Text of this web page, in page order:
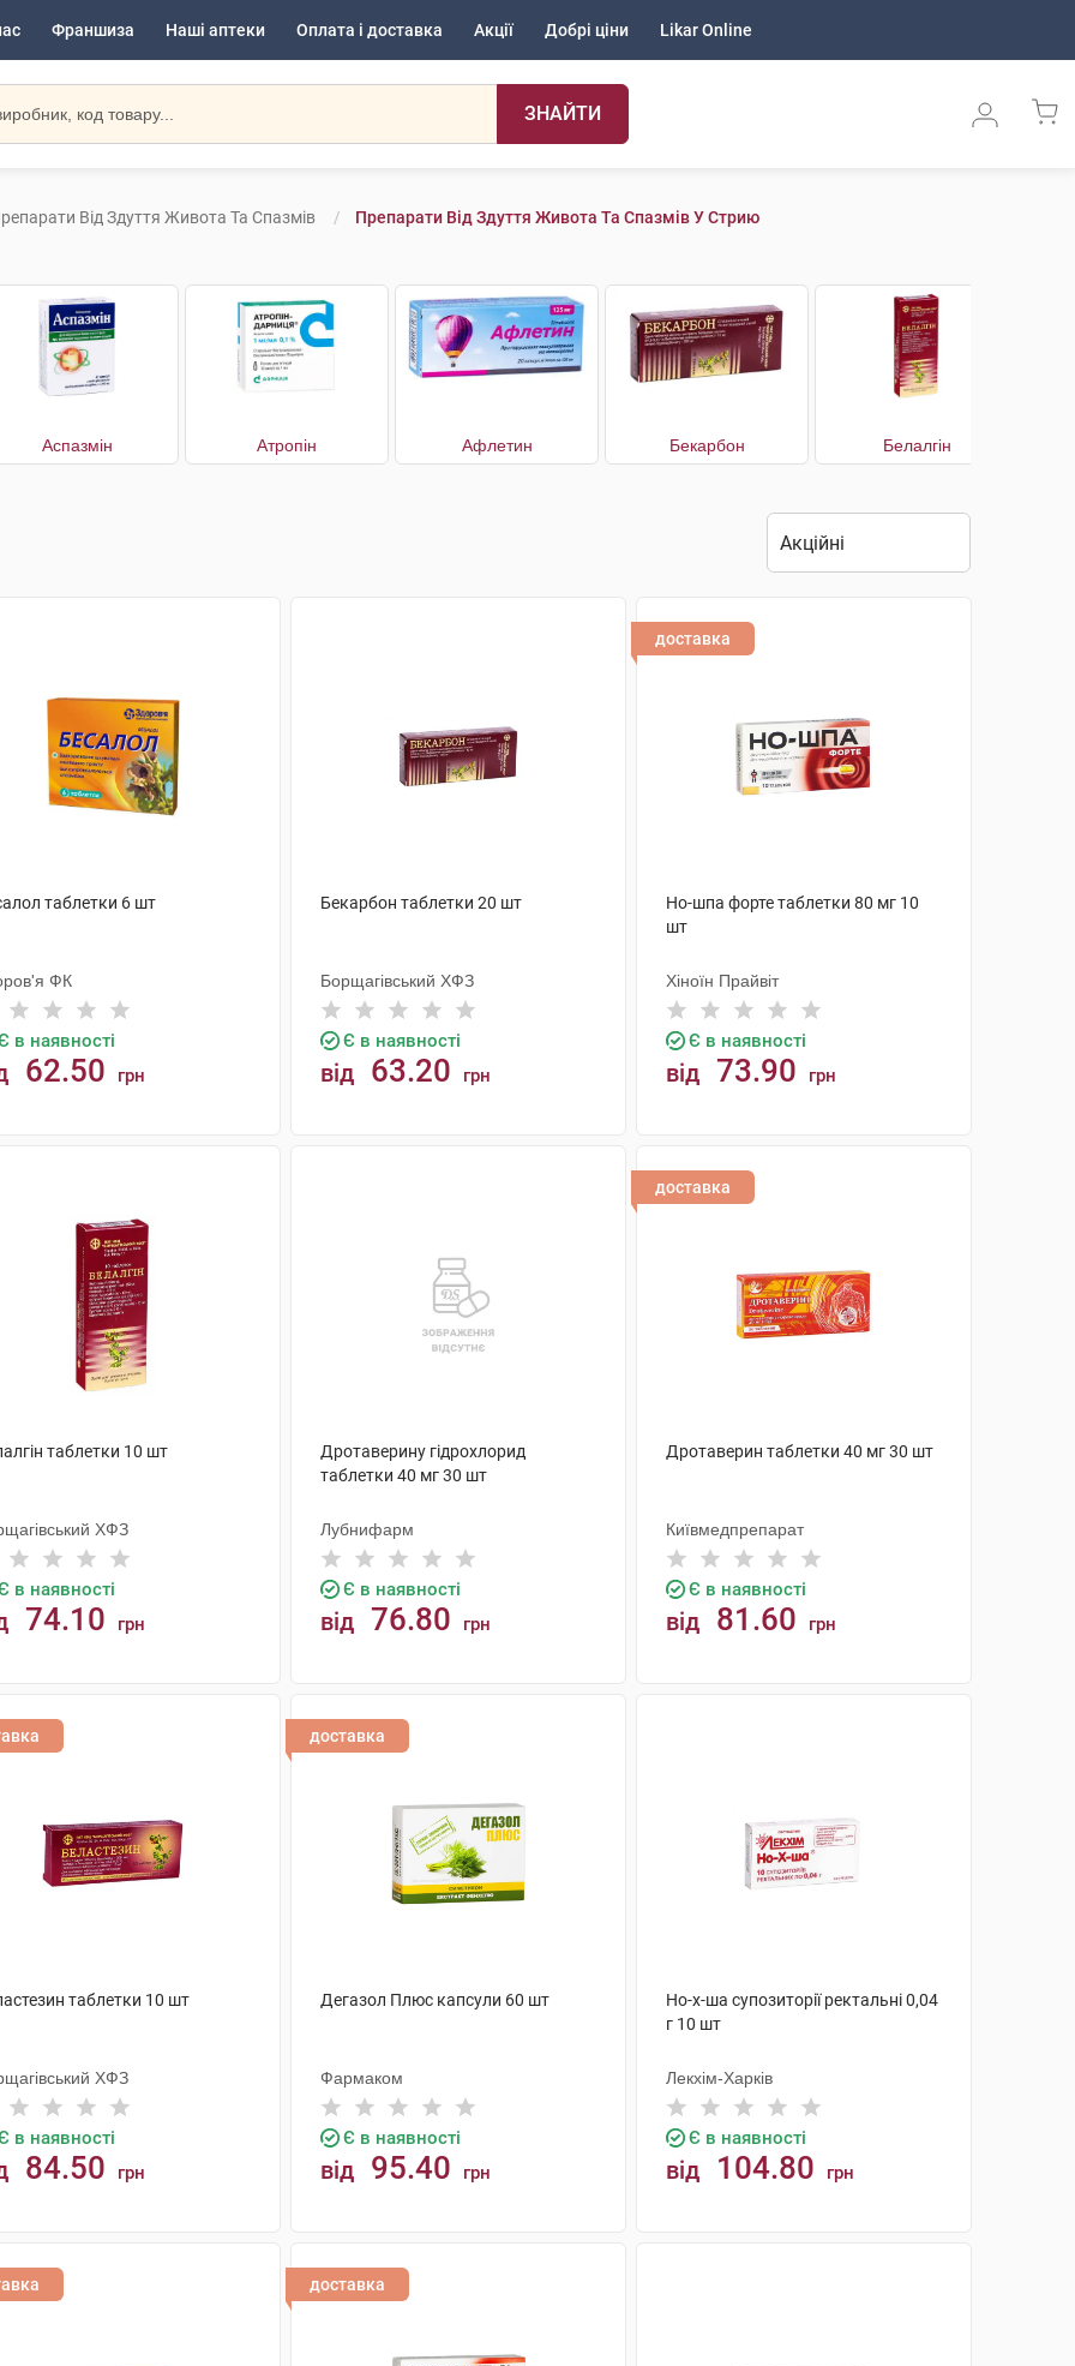
Франшиза Наші аптеки Оплата і доставка Акції Добрі ціни Likar Online
ЗНАЙТИ
Від Здуття Живота Та Спазмів Препарати Від Здуття Живота Та Спазмів У Стрию
Аспазмін Атропін Афлетин Бекарбон Белалгін
таблетки 6 шт
ФК
в наявності
62.50 грн
Бекарбон таблетки 20 шт
Борщагівський ХФЗ
Є в наявності
від 63.20 грн
доставка
Но-шпа форте таблетки 80 мг 10
шт
Хіноїн Прайвіт
Є в наявності
від 73.90 грн
таблетки 10 шт
ХФЗ
в наявності
74.10 грн
Дротаверину гідрохлорид
таблетки 40 мг 30 шт
Лубнифарм
Є в наявності
від 76.80 грн
доставка
Дротаверин таблетки 40 мг 30 шт
Київмедпрепарат
Є в наявності
від 81.60 грн
таблетки 10 шт
ХФЗ
в наявності
84.50 грн
доставка
Дегазол Плюс капсули 60 шт
Фармаком
Є в наявності
від 95.40 грн
Но-х-ша супозиторії ректальні 0,04
г 10 шт
Лекхім-Харків
Є в наявності
від 104.80 грн
доставка